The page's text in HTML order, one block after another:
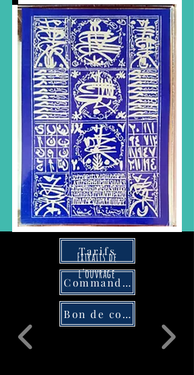
Tarifs
Commander
Bon de commande
Extraits de
l'ouvrage